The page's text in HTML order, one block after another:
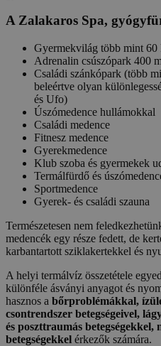
A Zalakaros Spa,
Gyermekvilág több mint 60
Adrenalin csúszópark 400
Családi szánkópark (több
beleértve olyan
és Ufo)
Úszómedence hullámokkal
Családi medence
Fitnesz medence
Gyerekmedence
Klub szoba és gyermekek
Termálfürdő és
Sportmedence
Gyerek- és családi szauna
Természetesen nem
medencék egy része fedett, de
karbantartott sziklakertekkel és
A helyi termálvíz összetétele
különféle ásványi anyagot és
hasznos a bőrproblémákkal,
csontrendszer betegségeivel,
és poszttraumás betegségekkel,
betegségekkel érkezők számára.